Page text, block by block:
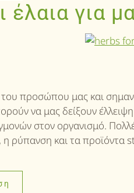
έλαια για
του προσώπου μας και
να μας δείξουν
στον οργανισμό.
η ρύπανση και τα προϊόντα